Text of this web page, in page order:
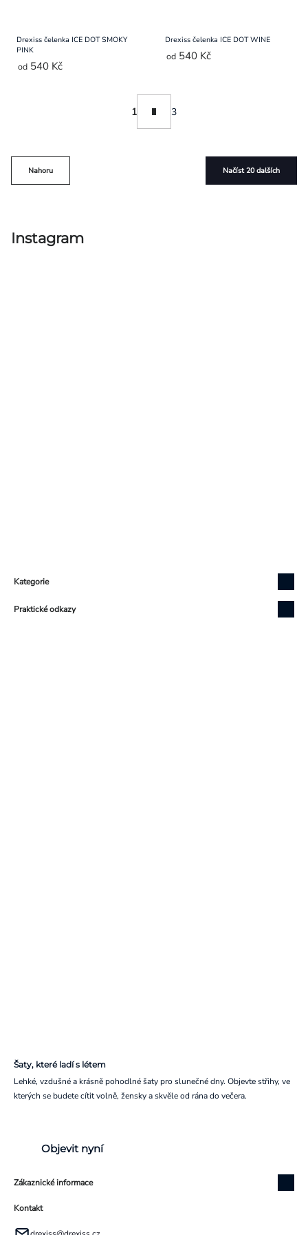
Drexiss čelenka ICE DOT SMOKY
PINK
od 540 Kč
Drexiss čelenka ICE DOT WINE
od 540 Kč
Načíst 20 dalších
1 3
Nahoru
Instagram
Kategorie
Praktické odkazy
Šaty, které ladí s létem
Lehké, vzdušné a krásně pohodlné šaty pro slunečné dny. Objevte střihy, ve
kterých se budete cítit volně, žensky a skvěle od rána do večera.
Objevit nyní
Zákaznické informace
Kontakt